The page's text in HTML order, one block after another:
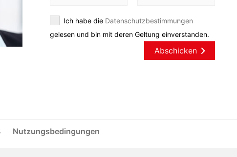
Ich habe die Datenschutzbestimmungen
gelesen und bin mit deren Geltung einverstanden.
Abschicken
Nutzungsbedingungen